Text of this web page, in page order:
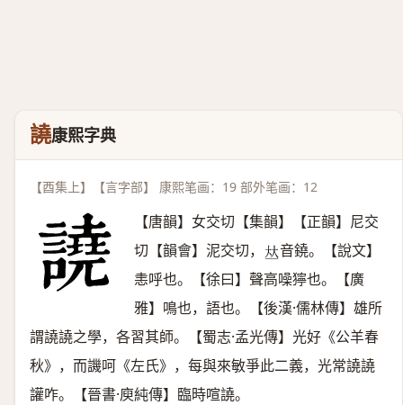
譊康熙字典
【酉集上】【言字部】 康熙笔画：19 部外笔画：12
【唐韻】女交切【集韻】【正韻】尼交
切【韻會】泥交切， 𠀤音鐃。【說文】
恚呼也。【徐曰】聲高噪獰也。【廣
雅】鳴也，語也。【後漢·儒林傳】雄所
謂譊譊之學，各習其師。【蜀志·孟光傳】光好《公羊春
秋》，而譏呵《左氏》，每與來敏爭此二義，光常譊譊
讙咋。【晉書·庾純傳】臨時喧譊。